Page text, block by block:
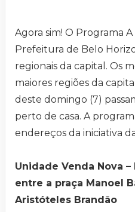
Agora sim! O Programa A
Prefeitura de Belo
regionais da capital. Os
maiores regiões da
deste domingo (7)
perto de casa. A
endereços da iniciativa
Unidade Venda Nova
entre a praça Manoel
Aristóteles Brandão